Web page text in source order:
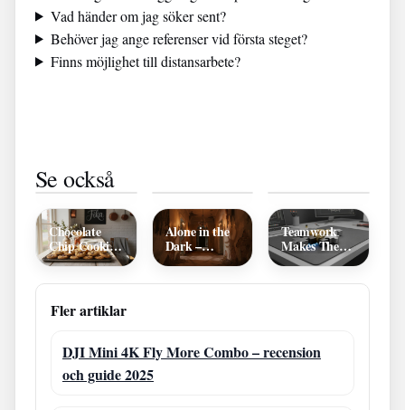
Vad händer om jag söker sent?
Behöver jag ange referenser vid första steget?
Finns möjlighet till distansarbete?
Se också
– Historia,
fakta och
spelande Köptips när du ska
söka vård
Chocolate
Chip Cookies
ICA – Äkta
Kvalitet
Alone in the
Dark –
Skräckens
Ikon
Teamwork
Makes The
Dream Work
Samarbete
Fler artiklar
DJI Mini 4K Fly More Combo – recension
och guide 2025